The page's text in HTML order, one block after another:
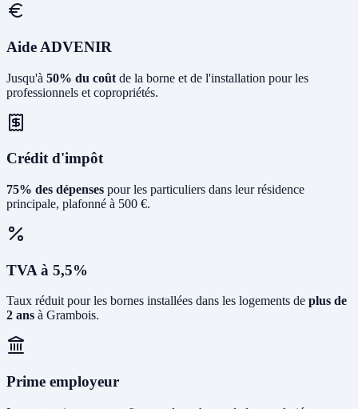
Aide ADVENIR
Jusqu'à 50% du coût de la borne et de l'installation pour les
professionnels et copropriétés.
Crédit d'impôt
75% des dépenses pour les particuliers dans leur résidence
principale, plafonné à 500 €.
TVA à 5,5%
Taux réduit pour les bornes installées dans les logements de plus de
2 ans à Grambois.
Prime employeur